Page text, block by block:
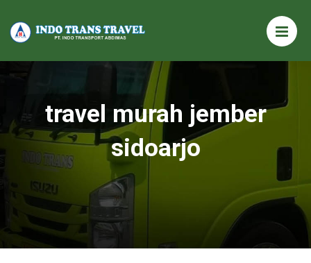
travel murah jember
sidoarjo